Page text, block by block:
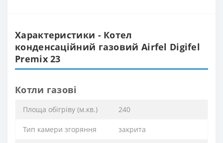
Характеристики - Котел
конденсаційний газовий Airfel Digifel
Premix 23
Котли газові
Площа обігріву (м.кв.) 240
Тип камери згоряння закрита